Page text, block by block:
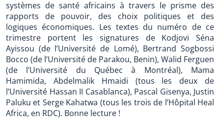
systèmes de santé africains à travers le prisme des
rapports de pouvoir, des choix politiques et des
logiques économiques. Les textes du numéro de ce
trimestre portent les signatures de Kodjovi Séna
Ayissou (de l’Université de Lomé), Bertrand Sogbossi
Bocco (de l’Université de Parakou, Benin), Walid Ferguen
(de l’Université du Québec à Montréal), Mama
Hamimida, Abdelmalik Hmaidi (tous les deux de
l’Université Hassan II Casablanca), Pascal Gisenya, Justin
Paluku et Serge Kahatwa (tous les trois de l’Hôpital Heal
Africa, en RDC). Bonne lecture !